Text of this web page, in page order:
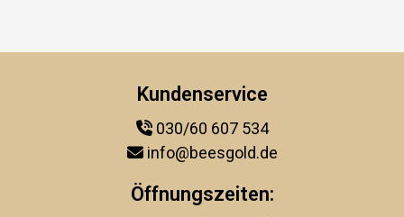
Kundenservice
030/60 607 534
info@beesgold.de
Öffnungszeiten: